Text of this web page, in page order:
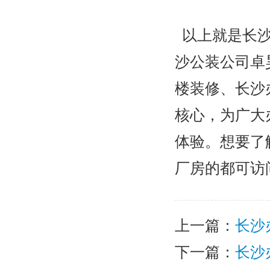
以上就是长
沙公装公司
楼装修、长
核心，为广
体验。想要
厂房的都可
上一篇： 长沙
下一篇： 长沙